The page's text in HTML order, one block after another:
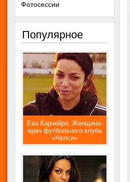
Фотосессии
Популярное
Ева Карнейро. Женщина-
врач футбольного клуба
«Челси»